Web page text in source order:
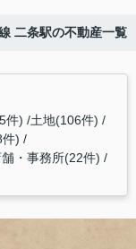
二条駅の不動産一覧
件) 土地(106件)
)
・事務所(22件)